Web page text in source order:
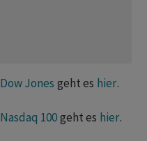
Dow Jones geht es hier.
Nasdaq 100geht es hier.